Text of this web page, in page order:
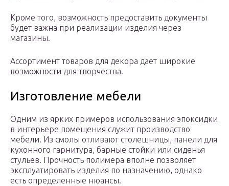
Кроме того, возможность предоставить документы
будет важна при реализации изделия через
магазины.
Ассортимент товаров для декора дает широкие
возможности для творчества.
Изготовление мебели
Одним из ярких примеров использования эпоксидки
в интерьере помещения служит производство
мебели. Из смолы отливают столешницы, панели для
кухонного гарнитура, барные стойки или сиденья
стульев. Прочность полимера вполне позволяет
эксплуатировать изделия по назначению, однако
есть определенные нюансы.